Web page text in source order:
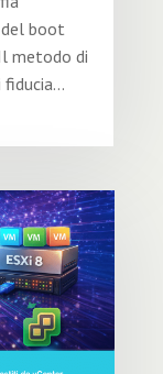
boot
metodo di